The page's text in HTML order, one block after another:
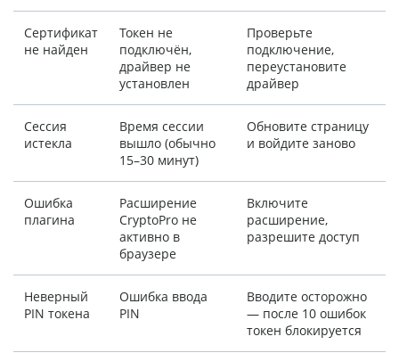
Сертификат
не найден
Токен не
подключён,
драйвер не
установлен
Проверьте
подключение,
переустановите
драйвер
Сессия
истекла
Время сессии
вышло (обычно
15–30 минут)
Обновите страницу
и войдите заново
Ошибка
плагина
Расширение
CryptoPro не
активно в
браузере
Включите
расширение,
разрешите доступ
Неверный
PIN токена
Ошибка ввода
PIN
Вводите осторожно
— после 10 ошибок
токен блокируется